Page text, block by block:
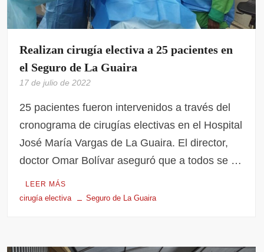
Realizan cirugía electiva a 25 pacientes en
el Seguro de La Guaira
17 de julio de 2022
25 pacientes fueron intervenidos a través del
cronograma de cirugías electivas en el Hospital
José María Vargas de La Guaira. El director,
doctor Omar Bolívar aseguró que a todos se …
LEER MÁS
cirugía electiva Seguro de La Guaira